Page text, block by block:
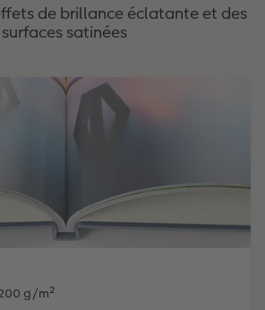
de brillance éclatante et des
surfaces satinées
g/m²